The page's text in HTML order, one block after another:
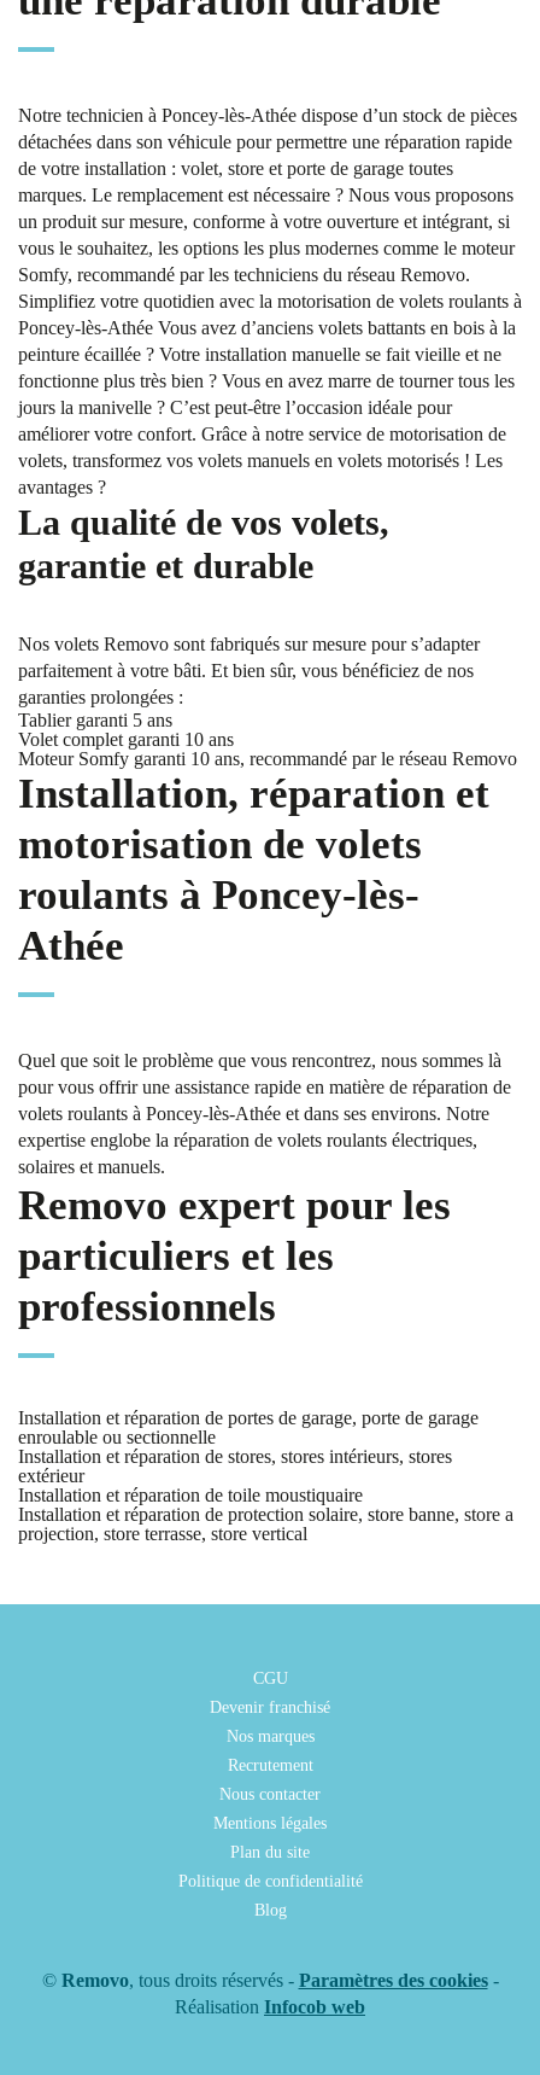
Notre technicien à Poncey-lès-Athée dispose d’un stock de pièces
détachées dans son véhicule pour permettre une réparation rapide
de votre installation : volet, store et porte de garage toutes
marques. Le remplacement est nécessaire ? Nous vous proposons
un produit sur mesure, conforme à votre ouverture et intégrant, si
vous le souhaitez, les options les plus modernes comme le moteur
Somfy, recommandé par les techniciens du réseau Removo.
Simplifiez votre quotidien avec la motorisation de volets roulants à
Poncey-lès-Athée Vous avez d’anciens volets battants en bois à la
peinture écaillée ? Votre installation manuelle se fait vieille et ne
fonctionne plus très bien ? Vous en avez marre de tourner tous les
jours la manivelle ? C’est peut-être l’occasion idéale pour
améliorer votre confort. Grâce à notre service de motorisation de
volets, transformez vos volets manuels en volets motorisés ! Les
avantages ?
La qualité de vos volets,
garantie et durable
Nos volets Removo sont fabriqués sur mesure pour s’adapter
parfaitement à votre bâti. Et bien sûr, vous bénéficiez de nos
garanties prolongées :
Tablier garanti 5 ans
Volet complet garanti 10 ans
Moteur Somfy garanti 10 ans, recommandé par le réseau Removo
Installation, réparation et
motorisation de volets
roulants à Poncey-lès-
Athée
Quel que soit le problème que vous rencontrez, nous sommes là
pour vous offrir une assistance rapide en matière de réparation de
volets roulants à Poncey-lès-Athée et dans ses environs. Notre
expertise englobe la réparation de volets roulants électriques,
solaires et manuels.
Removo expert pour les
particuliers et les
professionnels
Installation et réparation de portes de garage, porte de garage
enroulable ou sectionnelle
Installation et réparation de stores, stores intérieurs, stores
extérieur
Installation et réparation de toile moustiquaire
Installation et réparation de protection solaire, store banne, store a
projection, store terrasse, store vertical
CGU
Devenir franchisé
Nos marques
Recrutement
Nous contacter
Mentions légales
Plan du site
Politique de confidentialité
Blog
© Removo, tous droits réservés - Paramètres des cookies-
Réalisation Infocob web